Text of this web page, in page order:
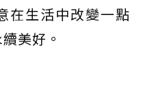
在生活中改變一點
美好。